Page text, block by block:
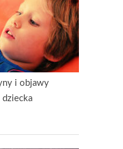
i objawy